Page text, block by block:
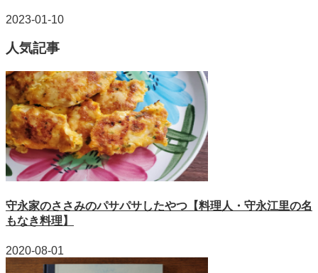
2023-01-10
人気記事
守永家のささみのパサパサしたやつ【料理人・守永江里の名
もなき料理】
2020-08-01